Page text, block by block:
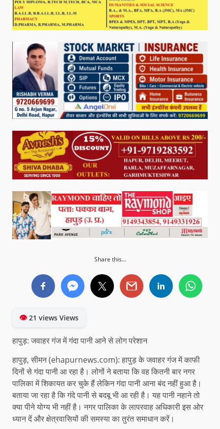
Share this...
👁21 views Views
हापुड़: जवाहर गंज में गंदा पानी आने से लोग परेशान
हापुड़, सीमन (ehapurnews.com): हापुड़ के जवाहर गंज में काफी
दिनों से गंदा पानी आ रहा है। लोगों ने बताया कि वह कितनी बार नगर
पालिका में शिकायत कर चुके हैं लेकिन गंदा पानी आना बंद नहीं हुआ है।
बताया जा रहा है कि गंदे पानी से बदबू भी आ रही है। यह पानी नहाने तो
क्या पीने योग्य भी नहीं है। नगर पालिका के लापरवाह अधिकारी इस ओर
ध्यान दें और क्षेत्रवासियों की समस्या का तुरंत समाधान करें।